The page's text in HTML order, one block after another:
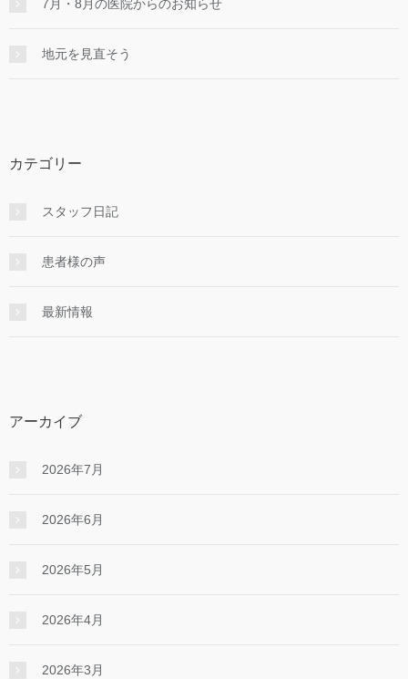
7月・8月の医院からのお知らせ
地元を見直そう
カテゴリー
スタッフ日記
患者様の声
最新情報
アーカイブ
2026年7月
2026年6月
2026年5月
2026年4月
2026年3月